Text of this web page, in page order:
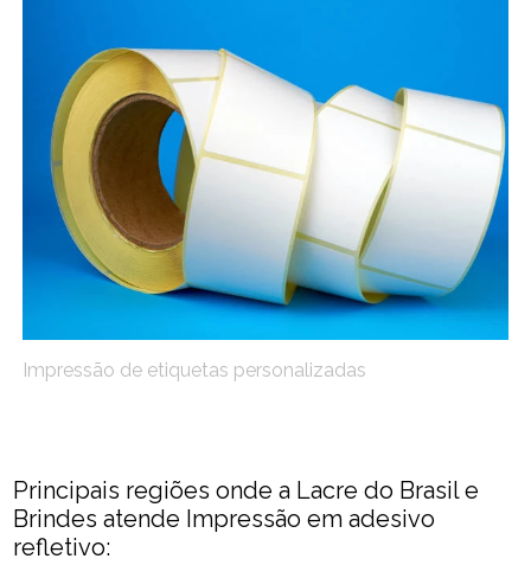
Impressão de etiquetas personalizadas
Principais regiões onde a Lacre do Brasil e
Brindes atende Impressão em adesivo
refletivo: